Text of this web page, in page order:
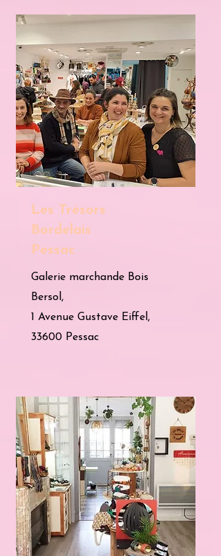
Les Trésors
Bordelais
Pessac
Galerie marchande Bois
Bersol,
1 Avenue Gustave Eiffel,
33600 Pessac